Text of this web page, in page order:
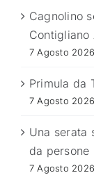
Cagnolino
7 Agosto 2026
Primula da
7 Agosto 2026
Una serata
da persone
7 Agosto 2026